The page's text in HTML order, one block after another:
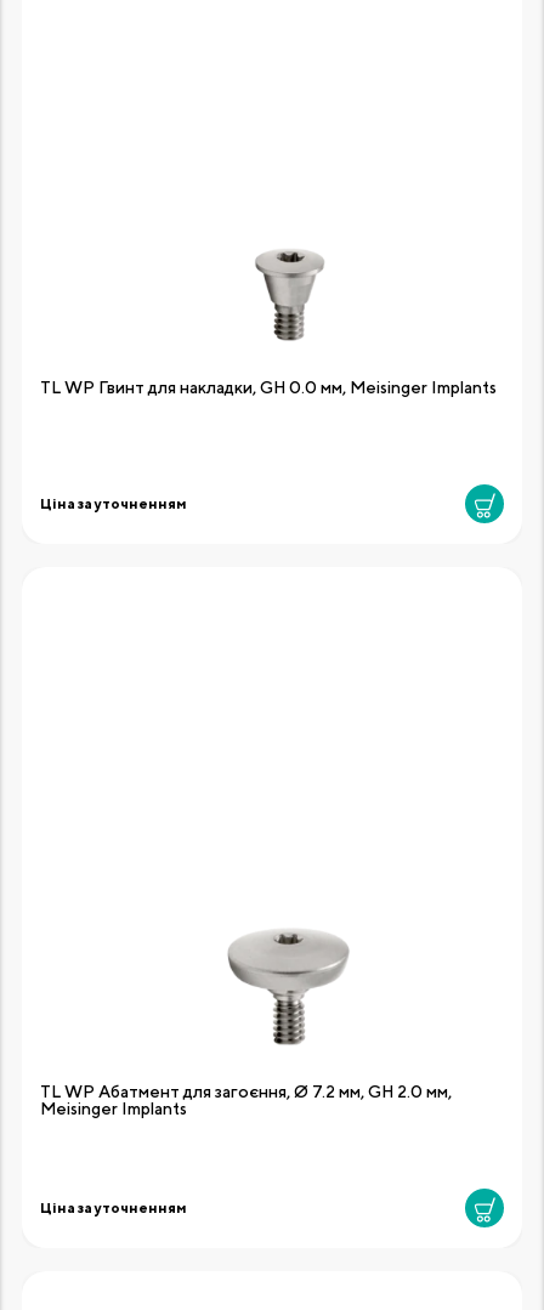
TL WP Гвинт для накладки, GH 0.0 мм, Meisinger Implants
Ціна за уточненням
TL WP Абатмент для загоєння, Ø 7.2 мм, GH 2.0 мм,
Meisinger Implants
Ціна за уточненням